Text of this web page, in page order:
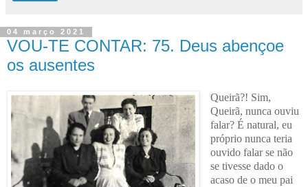
04 março 2021
VOU-TE CONTAR: 75. Deus abençoe
os ausentes
Queirã?! Sim,
Queirã, nunca ouviu
falar? É natural, eu
próprio nunca teria
ouvido falar se não
se tivesse dado o
acaso de o meu pai